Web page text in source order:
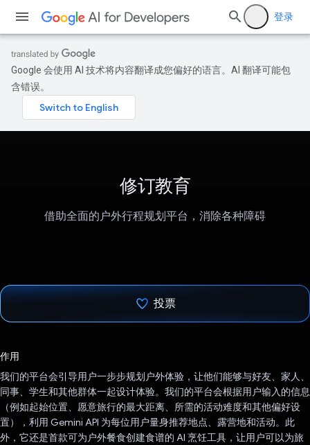
登录
Google 会使用 AI 技术将内容翻译成您偏好的语言。AI 翻译可能包
含错误。
修订教育
借助全面的户外行程规划平台，消除各种障碍
投票
作用
我们的平台会引导用户一步步规划户外体验，让他们能够与好友、家人、
同事、学生和其他群体一起设计体验。我们的平台会根据用户输入的信息
（例如起始位置、愿意旅行的最大距离、所需的活动难度和其他偏好设
置），利用 Gemini API 为每位用户量身推荐地点、露营地和活动。此
外，它还是首款可为户外餐食创建食谱的 AI 烹饪工具，让用户可以为旅